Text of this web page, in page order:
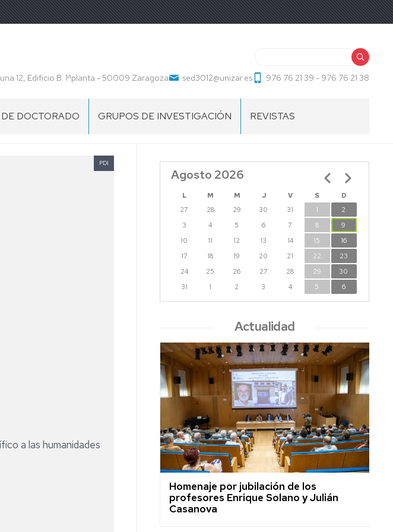
12, Edificio B. 1ªplanta - 50009 Zaragoza sed3012@unizar.es 976 76 21 39 - 976 76 21 38
DOCTORADO GRUPOS DE INVESTIGACIÓN REVISTAS
PDI
a las humanidades
Agosto 2026
L M M J V S
D
27
28 29 30 31 1
2
3
4 5 6 7 8
9
10
11 12 13 14 15
16
17
18 19 20 21 22
23
24
25 26 27 28 29
30
31
1 2 3 4 5 6
Paginación
Actualidad
Homenaje por jubilación de los
profesores Enrique Solano y Julián
Casanova